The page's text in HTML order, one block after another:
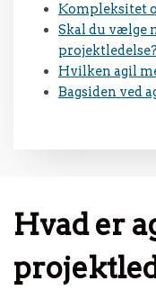
Kompleksitet
Skal du vælge
projektledelse?
Hvilken agil
Bagsiden ved
Hvad er